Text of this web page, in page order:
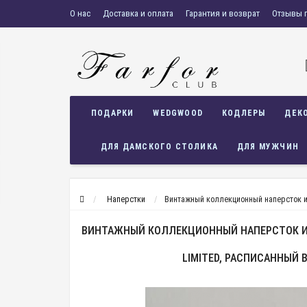
О нас Доставка и оплата Гарантия и возврат Отзывы
ПОДАРКИ WEDGWOOD КОДЛЕРЫ
ДЛЯ ДАМСКОГО СТОЛИКА ДЛЯ МУЖЧИН
Наперстки Винтажный коллекционный наперсток
ВИНТАЖНЫЙ КОЛЛЕКЦИОННЫЙ НАПЕРСТОК ИЗ
LIMITED, РАСПИСАННЫЙ